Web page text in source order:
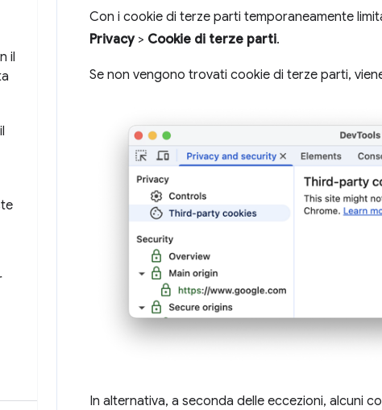
il
Con i cookie di terze parti temporaneamente
Privacy> Cookie di terze parti.
Se non vengono trovati cookie di terze parti,
In alternativa, a seconda delle eccezioni, alcuni